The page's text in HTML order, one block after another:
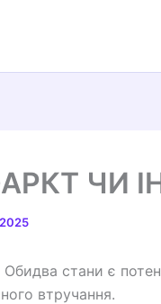
ЧИ
Обидва стани є
втручання.